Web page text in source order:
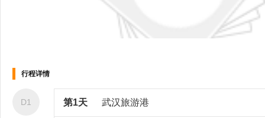
行程详情
D1 第1天 武汉旅游港